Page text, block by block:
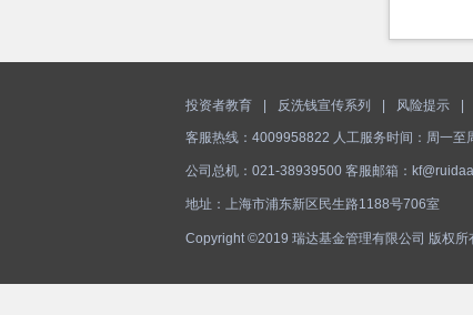
投资者教育 反洗钱宣传系列 风险提示
客服热线：4009958822 人工服务时间：周一至
公司总机：021-38939500 客服邮箱：
地址：上海市浦东新区民生路1188号706室
Copyright ©2019 瑞达基金管理有限公司 版权所